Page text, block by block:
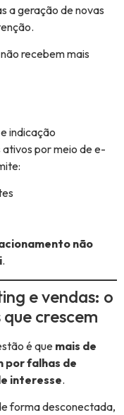
a geração de novas
recebem mais
indicação
por meio de e-
não
.
e vendas: o
crescem
é que mais de
por falhas de
interesse.
forma desconectada,